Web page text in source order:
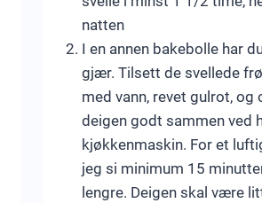
natten
I en annen bakebolle har
gjær. Tilsett de svellede
med vann, revet gulrot, og
deigen godt sammen ved
kjøkkenmaskin. For et
jeg si minimum 15
lengre. Deigen skal være